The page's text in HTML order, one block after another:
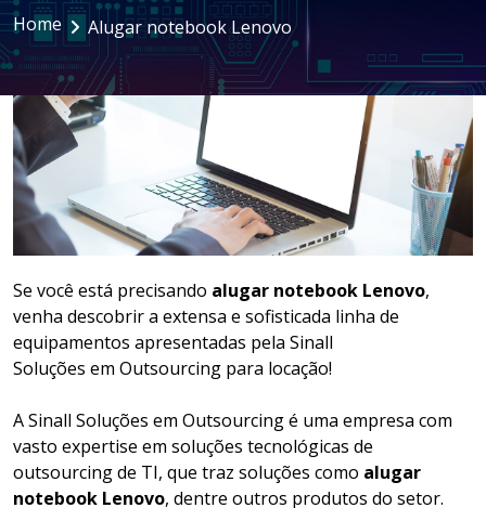
LOCAÇÃO DE NOTEBOOKS E
SMARTPHONES
GESTÃO DOCUMENTAL
ASSINATURA DIGITAL
Home Alugar notebook Lenovo
Se você está precisando alugar notebook Lenovo,
venha descobrir a extensa e sofisticada linha de
equipamentos apresentadas pela Sinall
Soluções em Outsourcing para locação!
A Sinall Soluções em Outsourcing é uma empresa com
vasto expertise em soluções tecnológicas de
outsourcing de TI, que traz soluções como alugar
notebook Lenovo, dentre outros produtos do setor.